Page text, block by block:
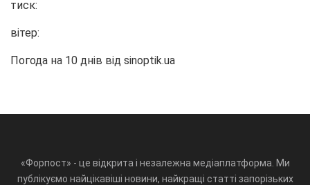
тиск:
вітер:
Погода на 10 днів від sinoptik.ua
«Форпост» - це відкрита і незалежна медіаплатформа. Ми
публікуємо найцікавіші новини, найкращі статті запорізьких